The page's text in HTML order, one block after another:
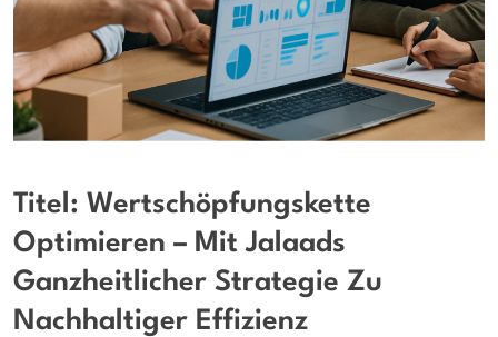
Titel: Wertschöpfungskette
Optimieren – Mit Jalaads
Ganzheitlicher Strategie Zu
Nachhaltiger Effizienz